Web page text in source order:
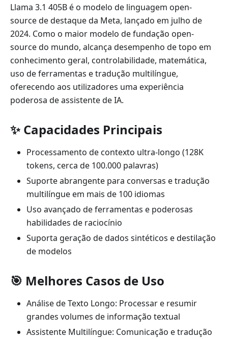
Llama 3.1 405B é o modelo de linguagem open-
source de destaque da Meta, lançado em julho de
2024. Como o maior modelo de fundação open-
source do mundo, alcança desempenho de topo em
conhecimento geral, controlabilidade, matemática,
uso de ferramentas e tradução multilíngue,
oferecendo aos utilizadores uma experiência
poderosa de assistente de IA.
✨ Capacidades Principais
Processamento de contexto ultra-longo (128K
tokens, cerca de 100.000 palavras)
Suporte abrangente para conversas e tradução
multilíngue em mais de 100 idiomas
Uso avançado de ferramentas e poderosas
habilidades de raciocínio
Suporta geração de dados sintéticos e destilação
de modelos
🎯 Melhores Casos de Uso
Análise de Texto Longo: Processar e resumir
grandes volumes de informação textual
Assistente Multilíngue: Comunicação e tradução